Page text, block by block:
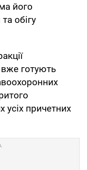
його
обігу
вже готують
усіх причетних